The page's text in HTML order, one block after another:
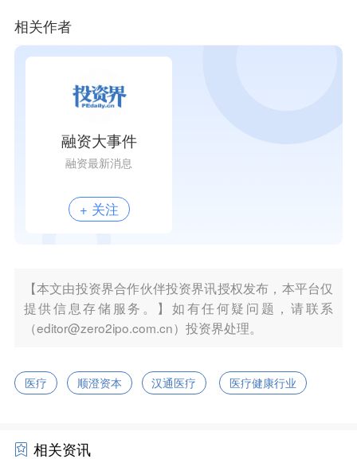
相关作者
融资大事件
融资最新消息
+ 关注
【本文由投资界合作伙伴投资界讯授权发布，本平台仅
提供信息存储服务。】如有任何疑问题，请联系
（editor@zero2ipo.com.cn）投资界处理。
医疗 顺澄资本 汉通医疗 医疗健康行业
相关资讯